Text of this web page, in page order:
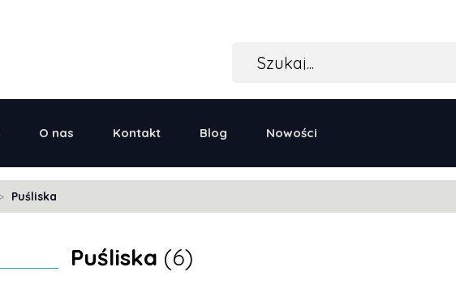
O nas Kontakt Blog Nowości
Puśliska
Puśliska (6)